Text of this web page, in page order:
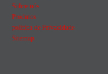
Sobre nós
Produtos
política de Privacidade
Sitemap